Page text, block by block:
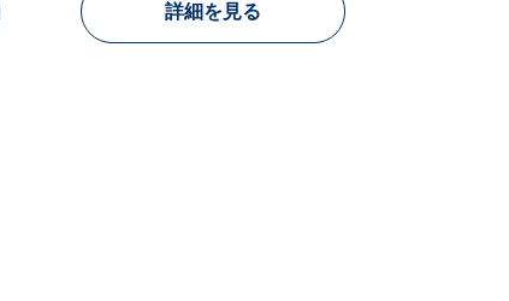
詳細を見る